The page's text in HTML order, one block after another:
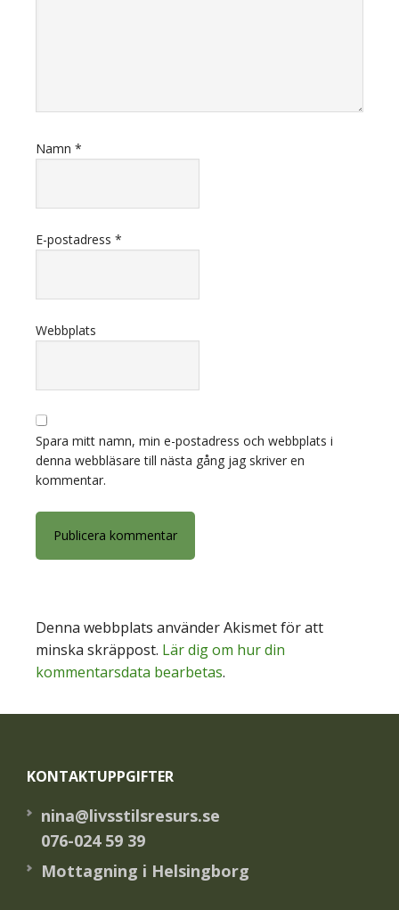
Namn *
E-postadress *
Webbplats
Spara mitt namn, min e-postadress och webbplats i
denna webbläsare till nästa gång jag skriver en
kommentar.
Denna webbplats använder Akismet för att
minska skräppost. Lär dig om hur din
kommentarsdata bearbetas.
KONTAKTUPPGIFTER
nina@livsstilsresurs.se
076-024 59 39
Mottagning i Helsingborg